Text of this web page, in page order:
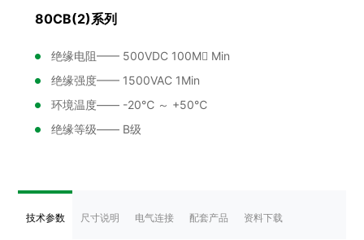
80CB(2)系列
绝缘电阻—— 500VDC 100M Min
绝缘强度—— 1500VAC 1Min
环境温度—— -20℃ ～ +50℃
绝缘等级—— B级
技术参数 尺寸说明 电气连接 配套产品 资料下载